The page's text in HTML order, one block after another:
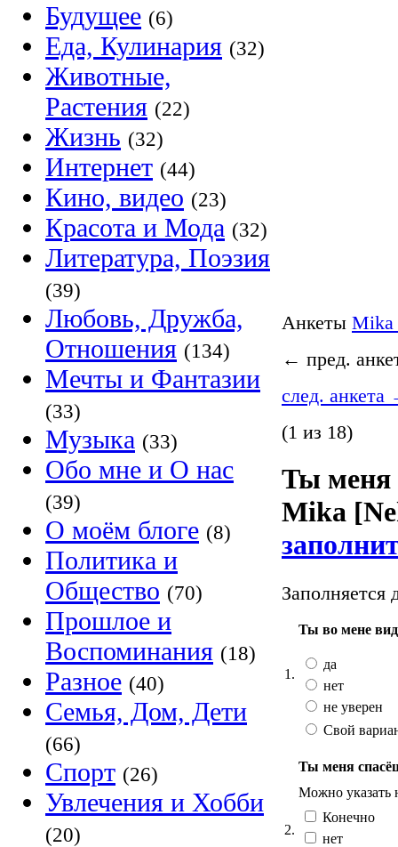
Будущее (6)
Еда, Кулинария (32)
Животные,
Растения (22)
Жизнь (32)
Интернет (44)
Кино, видео (23)
Красота и Мода (32)
Литература, Поэзия
(39)
Любовь, Дружба,
Отношения (134)
Мечты и Фантазии
(33)
Музыка (33)
Обо мне и О нас
(39)
О моём блоге (8)
Политика и
Общество (70)
Прошлое и
Воспоминания (18)
Разное (40)
Семья, Дом, Дети
(66)
Спорт (26)
Увлечения и Хобби
(20)
Анкеты Mika
← пред.
след. анкета
(1 из 18)
Ты
Mika
Заполняется
1.
Ты во мене
да
нет
не уверен
Свой
2.
Ты меня
Можно указать
Конечно
нет